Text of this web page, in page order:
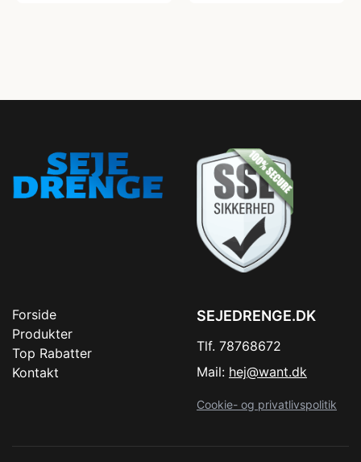
Forside
Produkter
Top Rabatter
Kontakt
SEJEDRENGE.DK
Tlf. 78768672
Mail: hej@want.dk
Cookie- og privatlivspolitik